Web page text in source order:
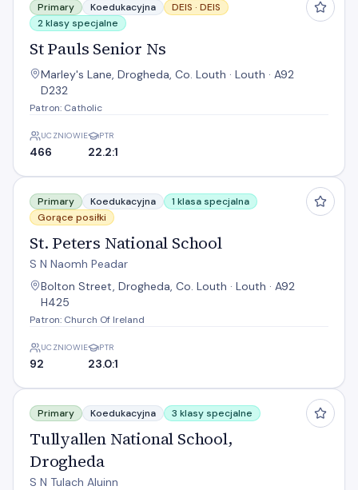
Primary Koedukacyjna DEIS · DEIS
2 klasy specjalne
St Pauls Senior Ns
Marley's Lane, Drogheda, Co. Louth · Louth · A92
D232
Patron: Catholic
UCZNIOWIE
466
PTR
22.2:1
St. Peters National School
Primary Koedukacyjna
1 klasa specjalna
Gorące posiłki
St. Peters National School
S N Naomh Peadar
Bolton Street, Drogheda, Co. Louth · Louth · A92
H425
Patron: Church Of Ireland
UCZNIOWIE
92
PTR
23.0:1
Tullyallen National School, Drogheda
Primary Koedukacyjna 3 klasy specjalne
Tullyallen National School,
Drogheda
S N Tulach Aluinn